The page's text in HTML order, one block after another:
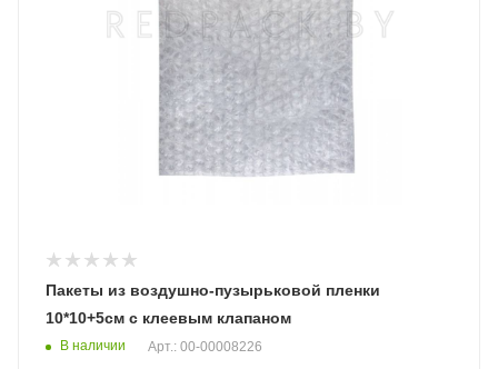
Пакеты из воздушно-пузырьковой пленки
10*10+5см с клеевым клапаном
В наличии Арт.: 00-00008226